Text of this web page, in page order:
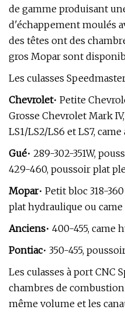
de gamme produisant
d'échappement moulés
des têtes ont des
gros Mopar sont
Les culasses
Chevrolet• Petite
Grosse Chevrolet Mark
LS1/LS2/LS6 et LS7,
Gué• 289-302-351W,
429-460, poussoir plat
Mopar• Petit bloc 318-
plat hydraulique ou
Anciens• 400-455, came
Pontiac• 350-455,
Les culasses à port CNC
chambres de
même volume et les